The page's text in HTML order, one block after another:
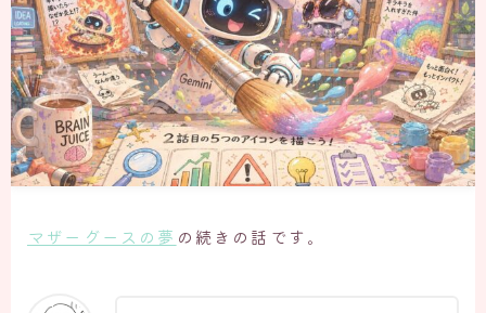
おうち仕事
プロフィール
マザーグースの夢 の続きの話です。